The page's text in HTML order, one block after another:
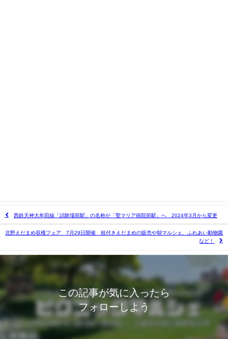
西鉄天神大牟田線「試験場前駅」の名称が「聖マリア病院前駅」へ 2024年3月から変更
北野えだまめ収穫フェア 7月29日開催 枝付きえだまめの販売や朝マルシェ、ふれあい動物園
など！
この記事が気に入ったら
フォローしよう